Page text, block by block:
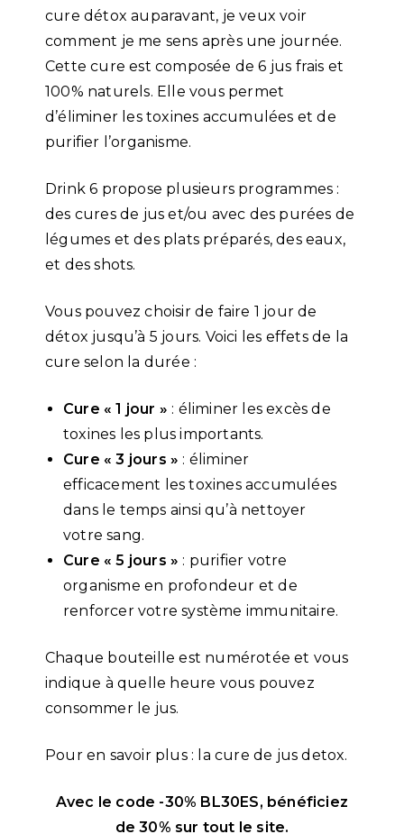
cure détox auparavant, je veux voir
comment je me sens après une journée.
Cette cure est composée de 6 jus frais et
100% naturels. Elle vous permet
d’éliminer les toxines accumulées et de
purifier l’organisme.
Drink 6 propose plusieurs programmes :
des cures de jus et/ou avec des purées de
légumes et des plats préparés, des eaux,
et des shots.
Vous pouvez choisir de faire 1 jour de
détox jusqu’à 5 jours. Voici les effets de la
cure selon la durée :
Cure « 1 jour » : éliminer les excès de
toxines les plus importants.
Cure « 3 jours » : éliminer
efficacement les toxines accumulées
dans le temps ainsi qu’à nettoyer
votre sang.
Cure « 5 jours » : purifier votre
organisme en profondeur et de
renforcer votre système immunitaire.
Chaque bouteille est numérotée et vous
indique à quelle heure vous pouvez
consommer le jus.
Pour en savoir plus : la cure de jus detox.
Avec le code -30% BL30ES, bénéficiez
de 30% sur tout le site.